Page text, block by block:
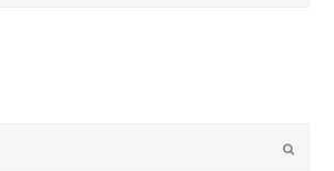
Submit